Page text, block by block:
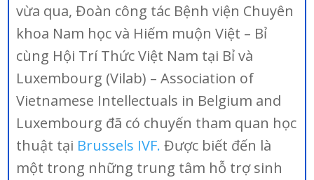
vừa qua, Đoàn công tác Bệnh viện Chuyên
khoa Nam học và Hiếm muộn Việt – Bỉ
cùng Hội Trí Thức Việt Nam tại Bỉ và
Luxembourg (Vilab) – Association of
Vietnamese Intellectuals in Belgium and
Luxembourg đã có chuyến tham quan học
thuật tại Brussels IVF. Được biết đến là
một trong những trung tâm hỗ trợ sinh